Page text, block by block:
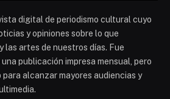
digital de periodismo cultural cuyo
y opiniones sobre lo que
las artes de nuestros días. Fue
publicación impresa mensual, pero
para alcanzar mayores audiencias y